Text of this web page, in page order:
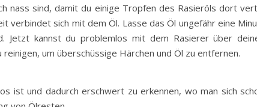
nass sind, damit du einige Tropfen des Rasieröls dort
verbindet sich mit dem Öl. Lasse das Öl ungefähr eine
kannst du problemlos mit dem Rasierer über
um überschüssige Härchen und Öl zu entfernen.
ist und dadurch erschwert zu erkennen, wo man sich